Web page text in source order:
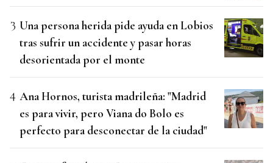
Una persona herida pide ayuda en Lobios
tras sufrir un accidente y pasar horas
desorientada por el monte
Ana Hornos, turista madrileña: "Madrid
es para vivir, pero Viana do Bolo es
perfecto para desconectar de la ciudad"